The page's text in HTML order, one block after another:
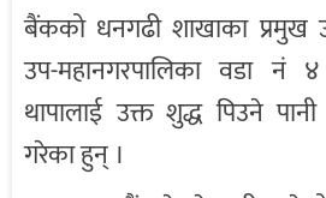
बैंकको धनगढी शाखाका प्रमुख
उप-महानगरपालिका वडा नं
थापालाई उक्त शुद्ध पिउने
गरेका हुन् ।